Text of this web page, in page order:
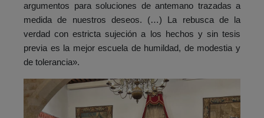
argumentos para soluciones de antemano trazadas a
medida de nuestros deseos. (…) La rebusca de la
verdad con estricta sujeción a los hechos y sin tesis
previa es la mejor escuela de humildad, de modestia y
de tolerancia».